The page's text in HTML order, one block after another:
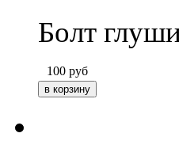
Болт
100 руб